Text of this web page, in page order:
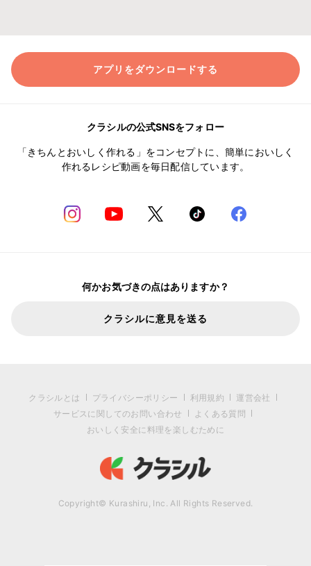
アプリをダウンロードする
クラシルの公式SNSをフォロー
「きちんとおいしく作れる」をコンセプトに、簡単においしく
作れるレシピ動画を毎日配信しています。
何かお気づきの点はありますか？
クラシルに意見を送る
クラシルとは プライバシーポリシー 利用規約
運営会社
サービスに関してのお問い合わせ
よくある質問
おいしく安全に料理を楽しむために
Copyright© Kurashiru, Inc. All Rights Reserved.